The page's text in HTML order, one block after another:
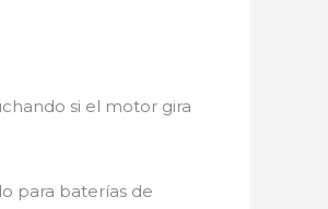
si el motor gira
para baterías de